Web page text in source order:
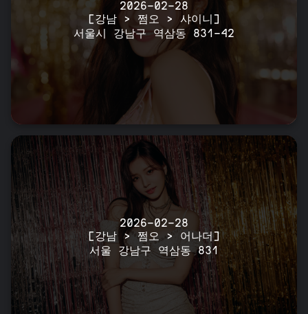
2026-02-28
[강남 > 쩜오 > 샤이니]
서울시 강남구 역삼동 831-42
2026-02-28
[강남 > 쩜오 > 어나더]
서울 강남구 역삼동 831